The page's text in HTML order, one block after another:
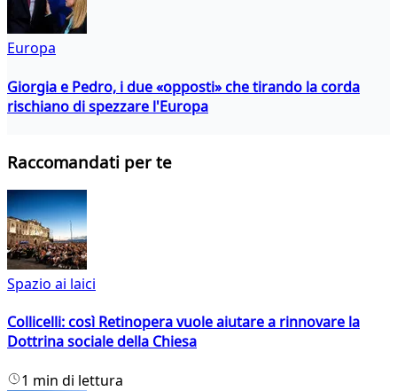
Europa
Giorgia e Pedro, i due «opposti» che tirando la corda
rischiano di spezzare l'Europa
Raccomandati per te
Spazio ai laici
Collicelli: così Retinopera vuole aiutare a rinnovare la
Dottrina sociale della Chiesa
1 min di lettura